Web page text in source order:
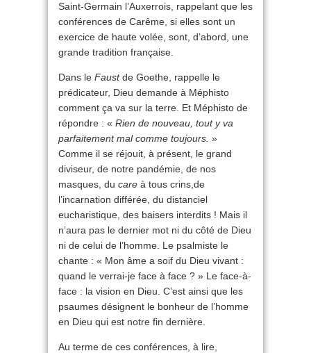
Saint-Germain l’Auxerrois, rappelant que les
conférences de Carême, si elles sont un
exercice de haute volée, sont, d’abord, une
grande tradition française.
Dans le Faustde Goethe, rappelle le
prédicateur, Dieu demande à Méphisto
comment ça va sur la terre. Et Méphisto de
répondre : « Rien de nouveau, tout y va
parfaitement mal comme toujours. »
Comme il se réjouit, à présent, le grand
diviseur, de notre pandémie, de nos
masques, du care à tous crins,de
l’incarnation différée, du distanciel
eucharistique, des baisers interdits ! Mais il
n’aura pas le dernier mot ni du côté de Dieu
ni de celui de l’homme. Le psalmiste le
chante : « Mon âme a soif du Dieu vivant :
quand le verrai-je face à face ? » Le face-à-
face : la vision en Dieu. C’est ainsi que les
psaumes désignent le bonheur de l’homme
en Dieu qui est notre fin dernière.
Au terme de ces conférences, à lire,